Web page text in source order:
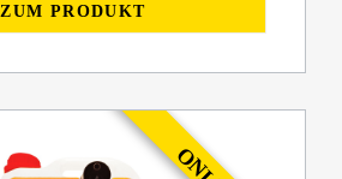
ZUM PRODUKT